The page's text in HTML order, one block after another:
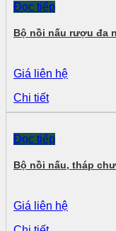
Đọc tiếp
Bộ nồi nấu rượu đa
Giá liên hệ
Chi tiết
Đọc tiếp
Bộ nồi nấu, tháp
Giá liên hệ